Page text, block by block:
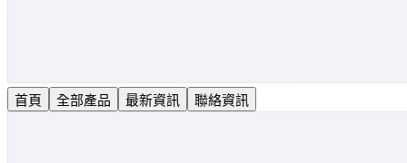
首頁 全部產品 最新資訊 聯絡資訊